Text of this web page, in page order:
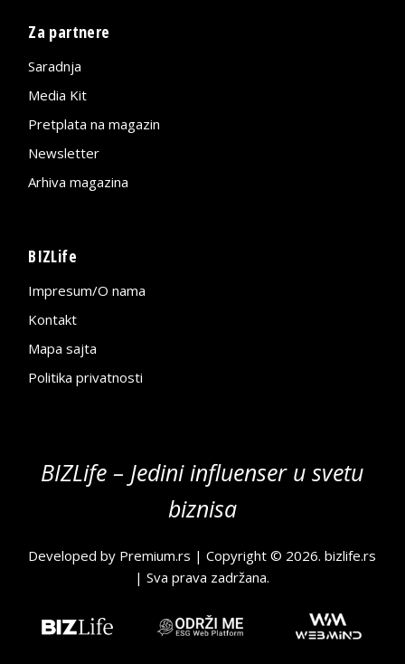
Za partnere
Saradnja
Media Kit
Pretplata na magazin
Newsletter
Arhiva magazina
BIZLife
Impresum/O nama
Kontakt
Mapa sajta
Politika privatnosti
BIZLife – Jedini influenser u svetu
biznisa
Developed by Premium.rs | Copyright © 2026.bizlife.rs
| Sva prava zadržana.